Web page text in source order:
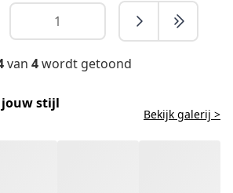
van 4wordt getoond
jouw stijl
Bekijk galerij >